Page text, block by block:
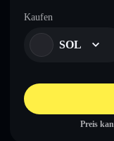
Kaufen
SOL
Preis